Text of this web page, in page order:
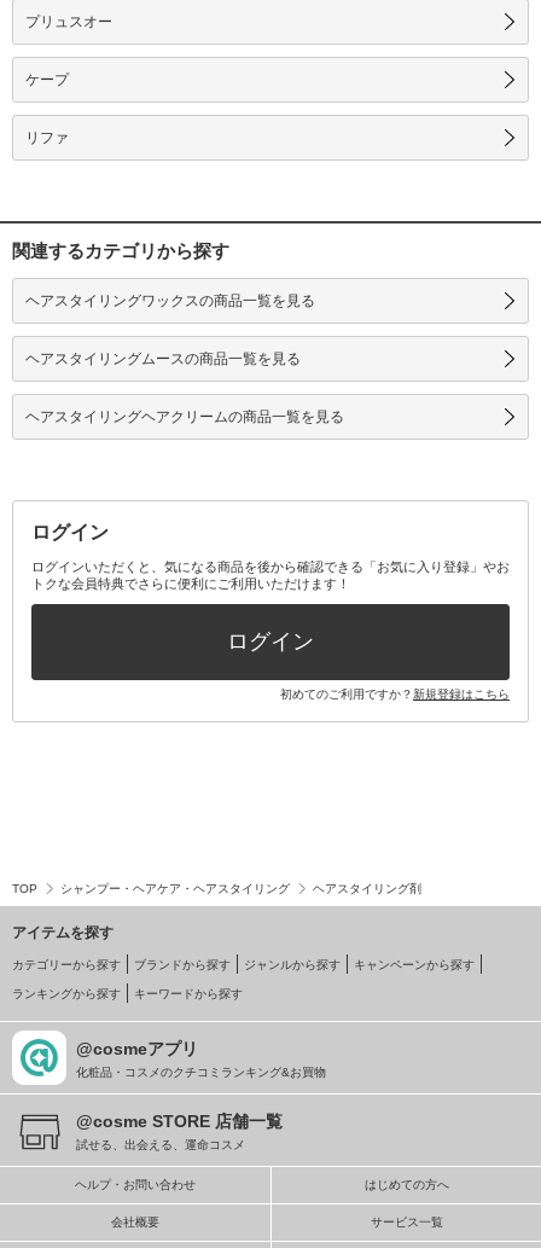
プリュスオー
ケープ
リファ
関連するカテゴリから探す
ヘアスタイリングワックスの商品一覧を見る
ヘアスタイリングムースの商品一覧を見る
ヘアスタイリングヘアクリームの商品一覧を見る
ログイン
ログインいただくと、気になる商品を後から確認できる「お気に入り登録」やお
トクな会員特典でさらに便利にご利用いただけます！
ログイン
初めてのご利用ですか？新規登録はこちら
TOP シャンプー・ヘアケア・ヘアスタイリング ヘアスタイリング剤
アイテムを探す
カテゴリーから探す ブランドから探す ジャンルから探す キャンペーンから探す
ランキングから探す キーワードから探す
@cosmeアプリ
化粧品・コスメのクチコミランキング&お買物
@cosme STORE 店舗一覧
試せる、出会える、運命コスメ
ヘルプ・お問い合わせ はじめての方へ
会社概要 サービス一覧